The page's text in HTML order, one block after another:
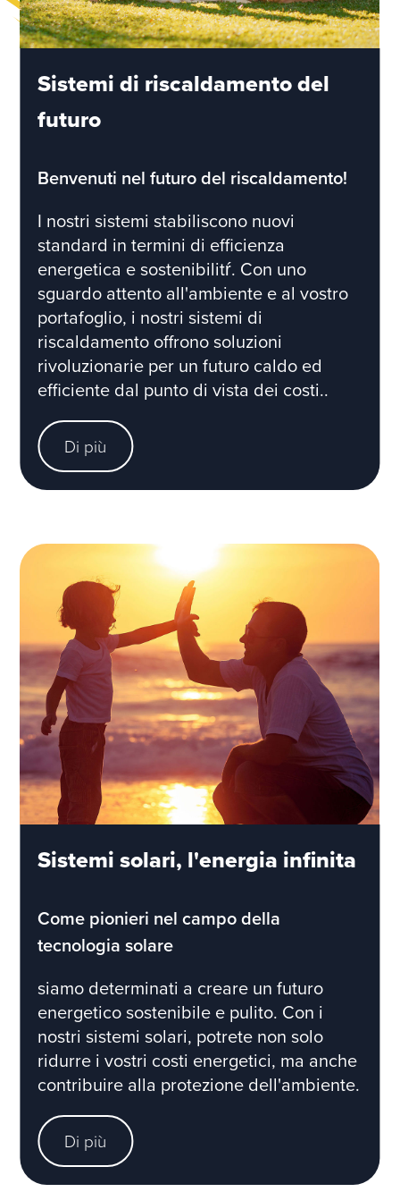
Sistemi di riscaldamento del
futuro
Benvenuti nel futuro del riscaldamento!
I nostri sistemi stabiliscono nuovi
standard in termini di efficienza
energetica e sostenibilitŕ. Con uno
sguardo attento all'ambiente e al vostro
portafoglio, i nostri sistemi di
riscaldamento offrono soluzioni
rivoluzionarie per un futuro caldo ed
efficiente dal punto di vista dei costi..
Di più
Sistemi solari, l'energia infinita
Come pionieri nel campo della
tecnologia solare
siamo determinati a creare un futuro
energetico sostenibile e pulito. Con i
nostri sistemi solari, potrete non solo
ridurre i vostri costi energetici, ma anche
contribuire alla protezione dell'ambiente.
Di più